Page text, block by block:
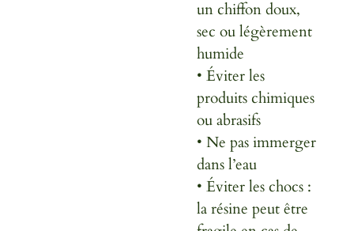
un chiffon doux,
sec ou légèrement
humide
• Éviter les
produits chimiques
ou abrasifs
• Ne pas immerger
dans l’eau
• Éviter les chocs :
la résine peut être